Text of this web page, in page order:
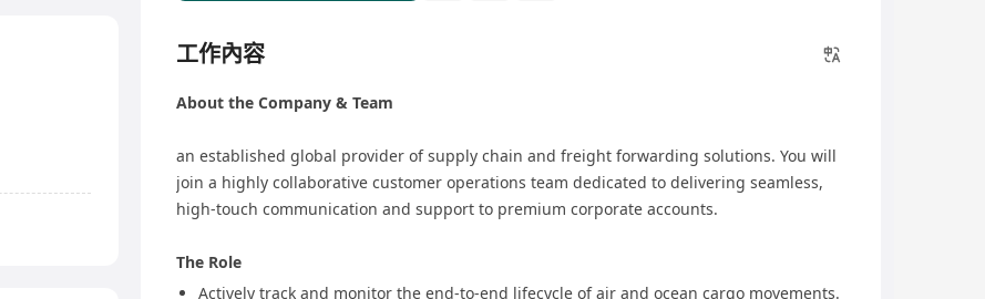
工作內容
About the Company & Team
an established global provider of supply chain and freight forwarding solutions. You will
join a highly collaborative customer operations team dedicated to delivering seamless,
high-touch communication and support to premium corporate accounts.
The Role
Actively track and monitor the end-to-end lifecycle of air and ocean cargo movements.